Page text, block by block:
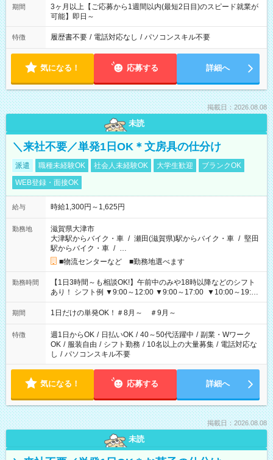
期間
3ヶ月以上【ご応募から1週間以内(最短2日目)のスピード就業が
可能】即日～
特徴 履歴書不要 / 電話対応なし / パソコンスキル不要
気になる！ 応募する 詳細へ
掲載日：2026.08.08
未読
＼来社不要／単発1日OK＊文房具の仕分け
派遣 職種未経験OK 社会人未経験OK 大学生歓迎
ブランクOK
WEB登録・面接OK
給与 時給1,300円～1,625円
勤務地
滋賀県大津市
大津駅からバイク・車 / 瀬田(滋賀県)駅からバイク・車 / 堅田
駅からバイク・車 / …
■物流センターなど ■勤務地選べます
勤務時間
【1日3時間～も相談OK!】午前中のみや18時以降などのシフト
あり！ シフト例 ▼9:00～12:00 ▼9:00～17:00 ▼10:00～19:00
▼18:00～21:00
期間 1日だけの単発OK！＃8月～ ＃9月～
特徴 週1日からOK / 日払いOK / 40～50代活躍中 / 副業・Wワーク
OK / 服装自由 / シフト勤務 / 10名以上の大量募集 / 電話対応な
し / パソコンスキル不要
気になる！ 応募する 詳細へ
掲載日：2026.08.08
未読